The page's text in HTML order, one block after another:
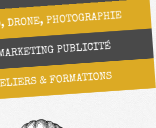
DRONE, PHOTOGRAPHIE
PUBLICITÉ
& FORMATIONS